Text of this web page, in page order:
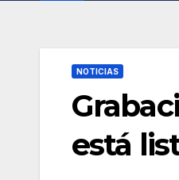
NOTICIAS
está